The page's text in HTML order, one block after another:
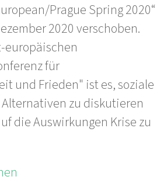
Prague Spring 2020“
2020 verschoben.
europäischen
für
und Frieden" ist es, soziale
zu diskutieren
die Auswirkungen Krise zu